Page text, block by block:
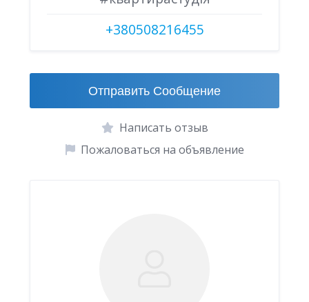
+380508216455
Отправить Сообщение
Написать отзыв
Пожаловаться на объявление